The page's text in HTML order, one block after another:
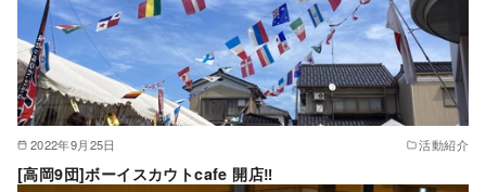
2022年9月25日 活動紹介
[高岡9団]ボーイスカウトcafe 開店‼︎